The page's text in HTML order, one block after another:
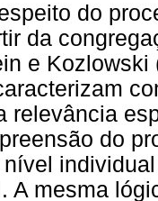
do
da
e Kozlowski
relevância
do
A mesma